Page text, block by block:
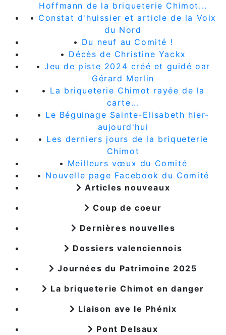
Hoffmann de la briqueterie Chimot...
• Constat d'huissier et article de la Voix
du Nord
• Du neuf au Comité !
• Décès de Christine Yackx
•Jeu de piste 2024 créé et guidé oar
Gérard Merlin
• La briqueterie Chimot rayée de la
carte...
• Le Béguinage Sainte-Elisabeth hier-
aujourd'hui
• Les derniers jours de la briqueterie
Chimot
• Meilleurs vœux du Comité
• Nouvelle page Facebook du Comité
Articles nouveaux
Coup de coeur
Dernières nouvelles
Dossiers valenciennois
Journées du Patrimoine 2025
La briqueterie Chimot en danger
Liaison ave le Phénix
Pont Delsaux